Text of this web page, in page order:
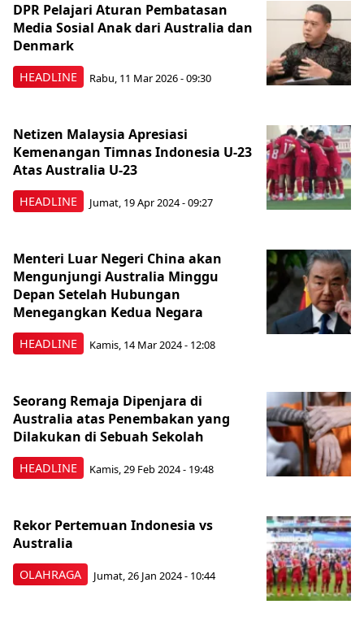
HEADLINE
DPR Pelajari Aturan Pembatasan
Media Sosial Anak dari Australia dan
Denmark
Rabu, 11 Mar 2026 - 09:30
HEADLINE
Netizen Malaysia Apresiasi
Kemenangan Timnas Indonesia U-23
Atas Australia U-23
Jumat, 19 Apr 2024 - 09:27
HEADLINE
Menteri Luar Negeri China akan
Mengunjungi Australia Minggu
Depan Setelah Hubungan
Menegangkan Kedua Negara
Kamis, 14 Mar 2024 - 12:08
HEADLINE
Seorang Remaja Dipenjara di
Australia atas Penembakan yang
Dilakukan di Sebuah Sekolah
Kamis, 29 Feb 2024 - 19:48
OLAHRAGA
Rekor Pertemuan Indonesia vs
Australia
Jumat, 26 Jan 2024 - 10:44